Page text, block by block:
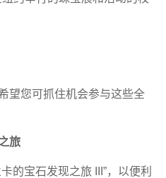
望您可抓住机会参与这些全
旅
的宝石发现之旅 III”，以便利